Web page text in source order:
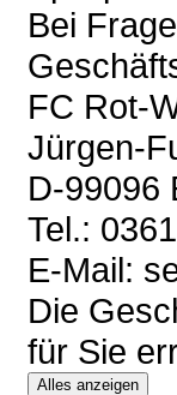
Bei
FC Rot-
Jürgen-
D-99096
Tel.:
E-Mail:
Die
für Sie
Alles anzeigen